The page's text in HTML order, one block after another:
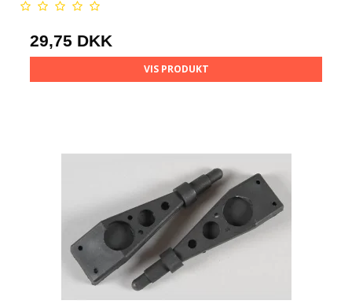
29,75 DKK
VIS PRODUKT